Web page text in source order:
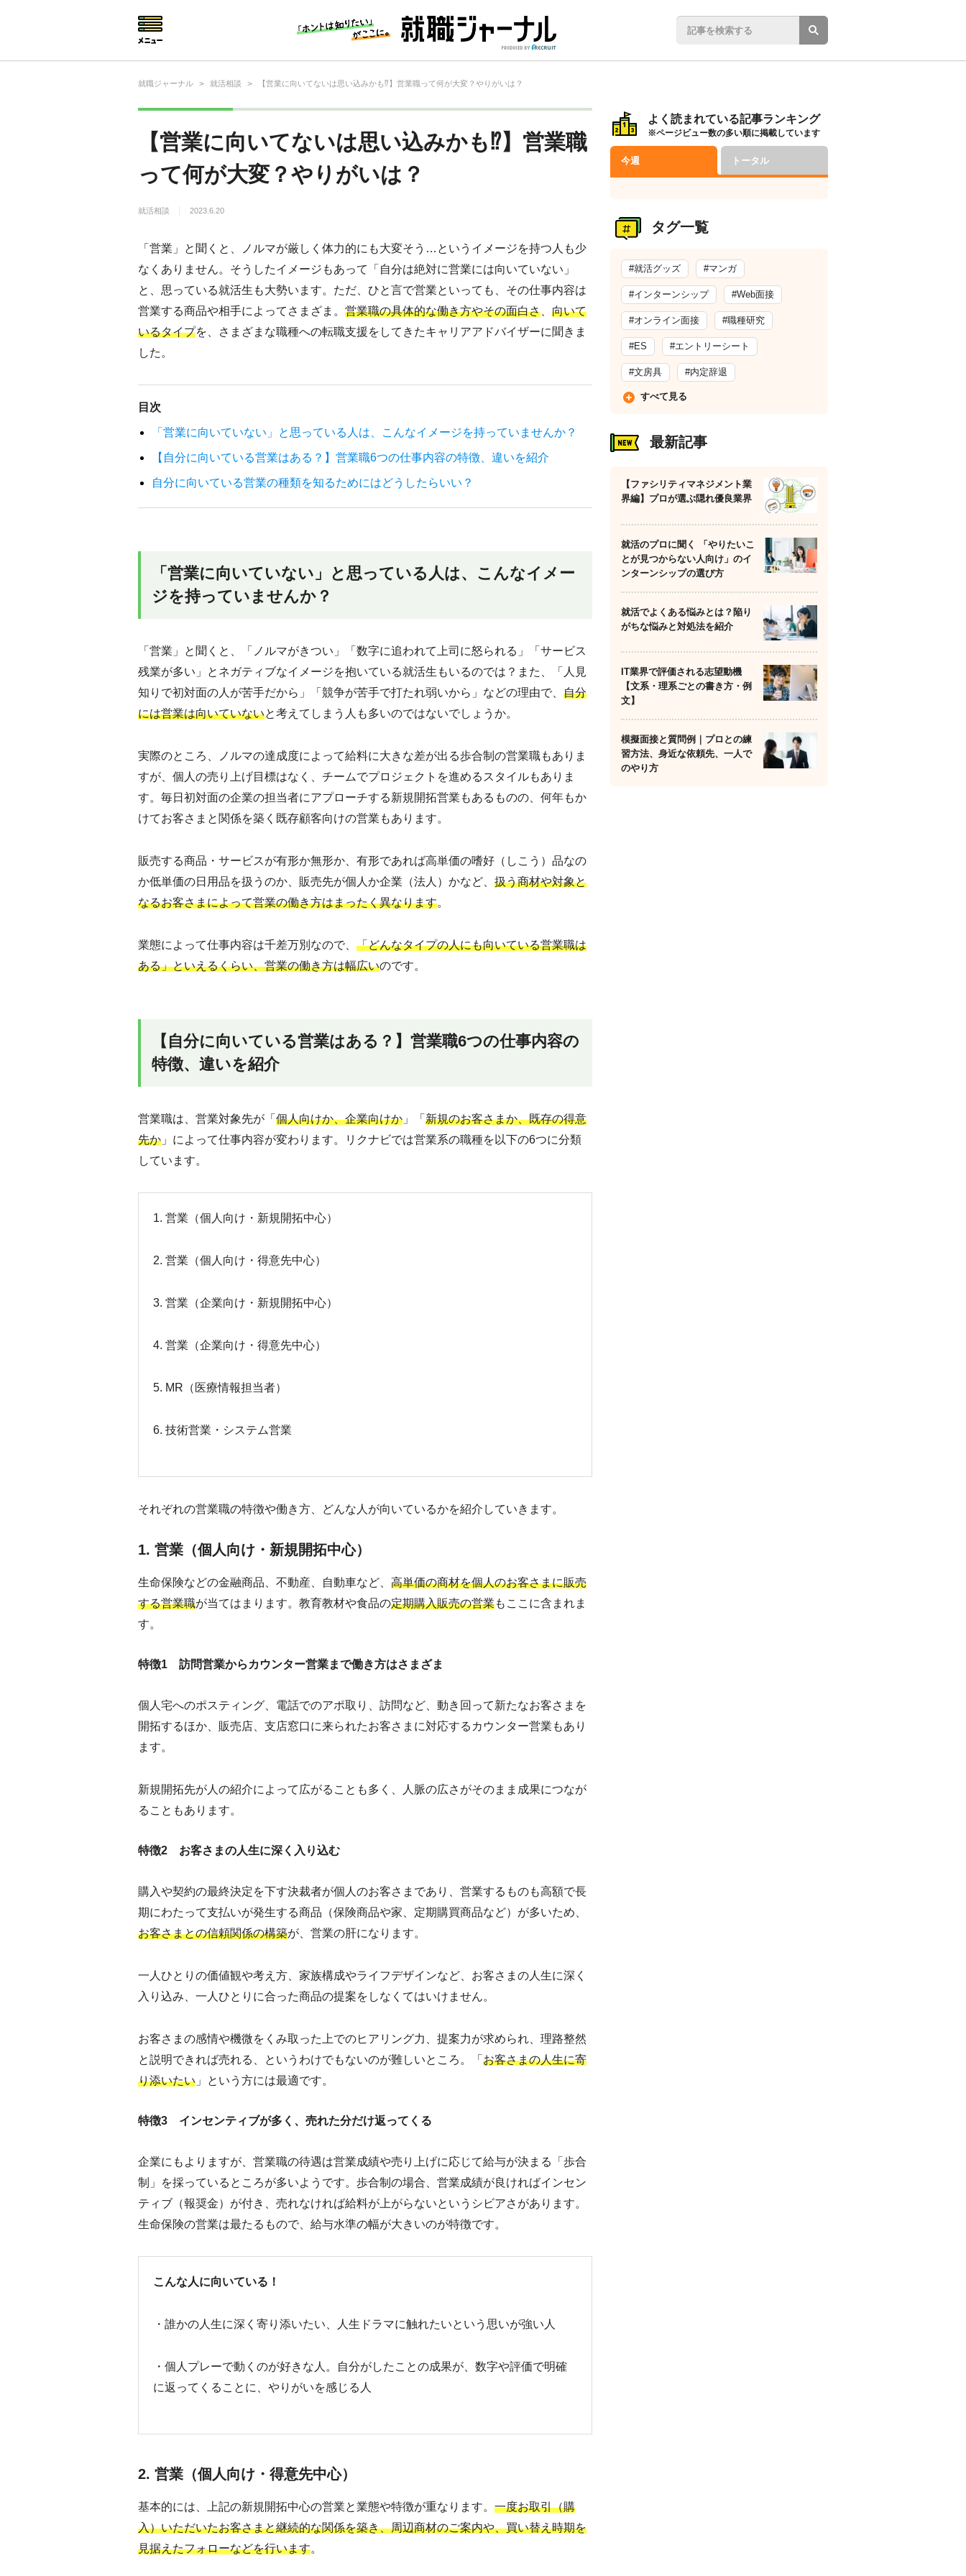
就職ジャーナル > 就活相談 > 【営業に向いてないは思い込みかも⁉】営業職って何が大変？やりがいは？
【営業に向いてないは思い込みかも⁉】営業職
って何が大変？やりがいは？
就活相談 2023.6.20
「営業」と聞くと、ノルマが厳しく体力的にも大変そう…というイメージを持つ人も少
なくありません。そうしたイメージもあって「自分は絶対に営業には向いていない」
と、思っている就活生も大勢います。ただ、ひと言で営業といっても、その仕事内容は
営業する商品や相手によってさまざま。 営業職の具体的な働き方やその面白さ
向いて
いるタイプを、さまざまな職種への転職支援をしてきたキャリアアドバイザーに聞きま
した。
目次
「営業に向いていない」と思っている人は、こんなイメージを持っていませんか？
【自分に向いている営業はある？】営業職6つの仕事内容の特徴、違いを紹介
自分に向いている営業の種類を知るためにはどうしたらいい？
「営業に向いていない」と思っている人は、こんなイメー
ジを持っていませんか？
「営業」と聞くと、「ノルマがきつい」「数字に追われて上司に怒られる」「サービス
残業が多い」とネガティブなイメージを抱いている就活生もいるのでは？また、「人見
知りで初対面の人が苦手だから」「競争が苦手で打たれ弱いから」などの理由で、 自分
には営業は向いていないと考えてしまう人も多いのではないでしょうか。
実際のところ、ノルマの達成度によって給料に大きな差が出る歩合制の営業職もありま
すが、個人の売り上げ目標はなく、チームでプロジェクトを進めるスタイルもありま
す。毎日初対面の企業の担当者にアプローチする新規開拓営業もあるものの、何年もか
けてお客さまと関係を築く既存顧客向けの営業もあります。
販売する商品・サービスが有形か無形か、有形であれば高単価の嗜好（しこう）品なの
か低単価の日用品を扱うのか、販売先が個人か企業（法人）かなど、 扱う商材や対象と
なるお客さまによって営業の働き方はまったく異なります。
業態によって仕事内容は千差万別なので、 「どんなタイプの人にも向いている営業職は
ある」といえるくらい、営業の働き方は幅広いのです。
【自分に向いている営業はある？】営業職6つの仕事内容の
特徴、違いを紹介
営業職は、営業対象先が「 個人向けか、企業向けか 」「 新規のお客さまか、既存の得意
先か 」によって仕事内容が変わります。リクナビでは営業系の職種を以下の6つに分類
しています。
1. 営業（個人向け・新規開拓中心）
2. 営業（個人向け・得意先中心）
3. 営業（企業向け・新規開拓中心）
4. 営業（企業向け・得意先中心）
5. MR（医療情報担当者）
6. 技術営業・システム営業
それぞれの営業職の特徴や働き方、どんな人が向いているかを紹介していきます。
1. 営業（個人向け・新規開拓中心）
生命保険などの金融商品、不動産、自動車など、 高単価の商材を個人のお客さまに販売
する営業職が当てはまります。教育教材や食品の定期購入販売の営業もここに含まれま
す。
特徴1 訪問営業からカウンター営業まで働き方はさまざま
個人宅へのポスティング、電話でのアポ取り、訪問など、動き回って新たなお客さまを
開拓するほか、販売店、支店窓口に来られたお客さまに対応するカウンター営業もあり
ます。
新規開拓先が人の紹介によって広がることも多く、人脈の広さがそのまま成果につなが
ることもあります。
特徴2 お客さまの人生に深く入り込む
購入や契約の最終決定を下す決裁者が個人のお客さまであり、営業するものも高額で長
期にわたって支払いが発生する商品（保険商品や家、定期購買商品など）が多いため、
お客さまとの信頼関係の構築が、営業の肝になります。
一人ひとりの価値観や考え方、家族構成やライフデザインなど、お客さまの人生に深く
入り込み、一人ひとりに合った商品の提案をしなくてはいけません。
お客さまの感情や機微をくみ取った上でのヒアリング力、提案力が求められ、理路整然
と説明できれば売れる、というわけでもないのが難しいところ。「 お客さまの人生に寄
り添いたい 」という方には最適です。
特徴3 インセンティブが多く、売れた分だけ返ってくる
企業にもよりますが、営業職の待遇は営業成績や売り上げに応じて給与が決まる「歩合
制」を採っているところが多いようです。歩合制の場合、営業成績が良ければインセン
ティブ（報奨金）が付き、売れなければ給料が上がらないというシビアさがあります。
生命保険の営業は最たるもので、給与水準の幅が大きいのが特徴です。
こんな人に向いている！
・誰かの人生に深く寄り添いたい、人生ドラマに触れたいという思いが強い人
・個人プレーで動くのが好きな人。自分がしたことの成果が、数字や評価で明確
に返ってくることに、やりがいを感じる人
2. 営業（個人向け・得意先中心）
基本的には、上記の新規開拓中心の営業と業態や特徴が重なります。 一度お取引（購
入）いただいたお客さまと継続的な関係を築き、周辺商材のご案内や、買い替え時期を
見据えたフォローなどを行います。
よく読まれている記事ランキング
※ページビュー数の多い順に掲載しています
今週 トータル
タグ一覧
#就活グッズ #マンガ
#インターンシップ #Web面接
#オンライン面接 #職種研究
#ES #エントリーシート
#文房具 #内定辞退
すべて見る
最新記事
【ファシリティマネジメント業
界編】プロが選ぶ隠れ優良業界
就活のプロに聞く 「やりたいこ
とが見つからない人向け」のイ
ンターンシップの選び方
就活でよくある悩みとは？陥り
がちな悩みと対処法を紹介
IT業界で評価される志望動機
【文系・理系ごとの書き方・例
文】
模擬面接と質問例｜プロとの練
習方法、身近な依頼先、一人で
のやり方
仕事の選び方・ヒント
仕事とは？